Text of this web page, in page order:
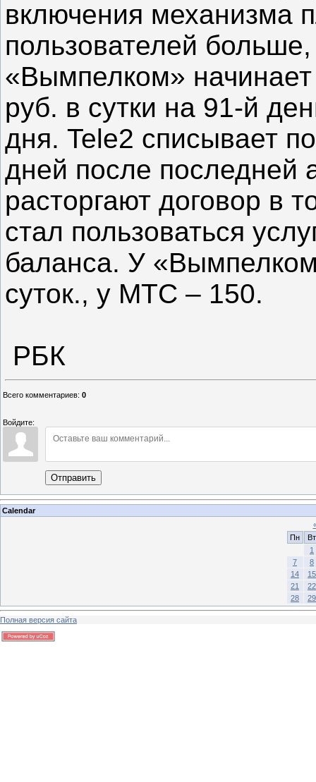
включения механизма
пользователей
«Вымпелком»
руб. в сутки на 91-й
дня. Tele2 списывает
дней после последней
расторгают договор в
стал пользоваться
баланса. У
суток., у МТС – 150.
РБК
Всего комментариев: 0
Войдите:
Отправить
Calendar
Пн
Вт
1
7
8
14
15
21
22
28
29
Полная версия сайта